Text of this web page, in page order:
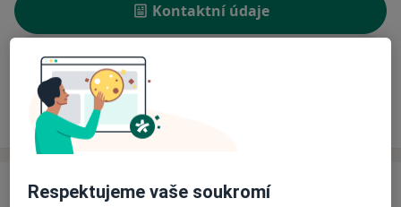
Kontaktní údaje
Rezervovat termín
Ceník Adresy
Ceník
Respektujeme vaše soukromí